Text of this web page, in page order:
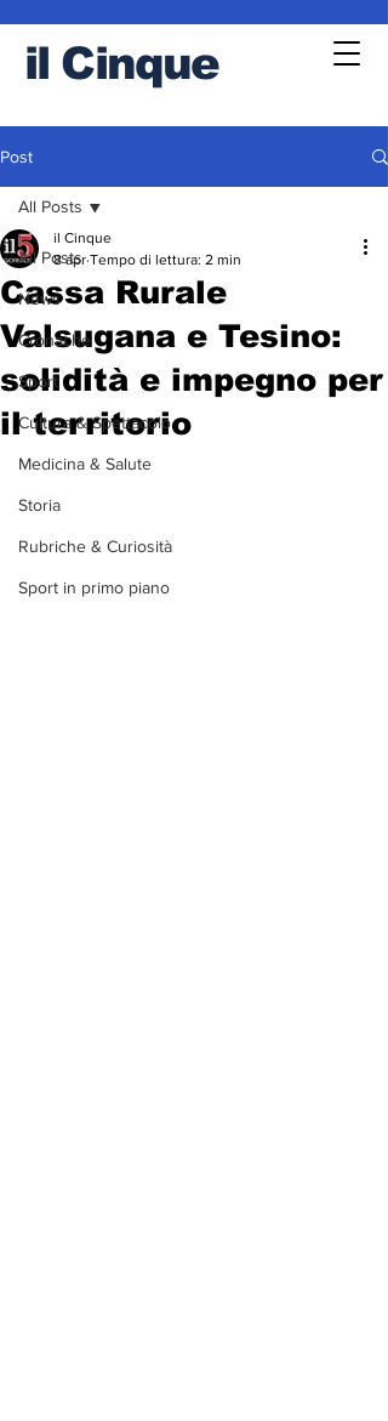
il Cinque
Post
All Posts
News
Cronache
Sport
Cultura & Spettacolo
Medicina & Salute
Storia
Rubriche & Curiosità
Sport in primo piano
All Posts
Cassa Rurale
Valsugana e Tesino:
solidità e impegno per
il territorio
il Cinque
8 apr Tempo di lettura: 2 min